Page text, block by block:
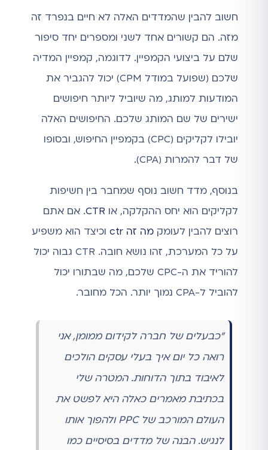
חשוב להבין שהמדדים האלה לא חיים בנפרד זה
מזה. הם קשורים אחד לשני ומספרים יחד סיפור
שלם על ביצועי הקמפיין. לדוגמה, קמפיין המדיה
שלכם (שפועל במודל CPM) יכול להגביר את
המודעות למותג, מה שיוביל ליותר חיפושים
ישירים של שם המותג שלכם. החיפושים האלה
יובילו לקליקים (CPC) בקמפיין החיפוש, ובסופו
של דבר להמרות (CPA).
בנוסף, מדד חשוב נוסף שמחבר בין חשיפות
לקליקים הוא יחס ההקלקה, או CTR. אם אתם
רוצים להבין לעומק מה זה ctr
וכיצד הוא משפיע
על כל המערכת, זהו נושא חובה. CTR גבוה יכול
להוריד את ה-CPC שלכם, מה שבתורו יכול
להוביל ל-CPA נמוך יותר. הכל מחובר.
"כבעלים של חברה לקידום ממומן, אני
רואה כל יום איך בעלי עסקים הולכים
לאיבוד בתוך הדוחות. המטרה שלי
בכתיבת מאמרים כאלה היא לפשט את
העולם המורכב של PPC ולהפוך אותו
לנגיש. הבנה של מדדים בסיסיים כמו